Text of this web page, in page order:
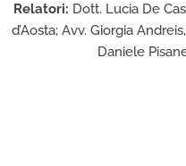
Relatori: Dott. Lucia De
d’Aosta; Avv. Giorgia
Daniele